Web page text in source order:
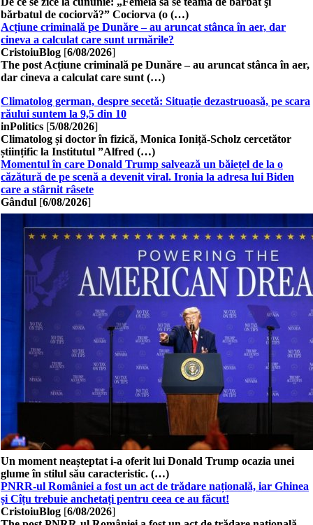
bărbatul de cociorvă?” Cociorva (o (…)
Acțiune criminală pe Dunăre – au aruncat stânca în aer, dar
cineva a calculat care sunt urmările?
CristoiuBlog [6/08/2026]
The post Acțiune criminală pe Dunăre – au aruncat stânca în aer,
dar cineva a calculat care sunt (…)
Climatolog german, despre secetă: Situație dezastruoasă, pe scara
răului suntem la 9,5 din 10
inPolitics [5/08/2026]
Climatolog și doctor în fizică, Monica Ioniță-Scholz cercetător
științific la Institutul ”Alfred (…)
Momentul în care Donald Trump salvează un băiețel de la o
căzătură de pe scenă a devenit viral. Ironia la adresa lui Biden
care a stârnit râsete
Gândul [6/08/2026]
Un moment neașteptat i-a oferit lui Donald Trump ocazia unei
glume în stilul său caracteristic. (…)
PNRR-ul României a fost un act de trădare națională, iar Ghinea
și Cîțu trebuie anchetați pentru ceea ce au făcut!
CristoiuBlog [6/08/2026]